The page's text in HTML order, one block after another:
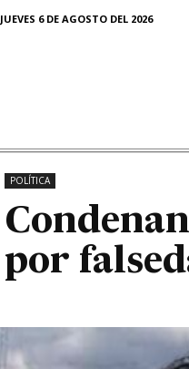
JUEVES 6 DE AGOSTO DEL 2026
POLÍTICA
por